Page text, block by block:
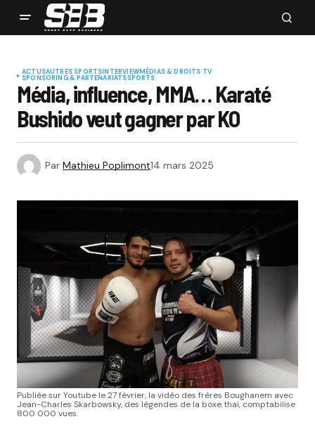
ACTUSAUTRES SPORTSINTERVIEWMÉDIAS & DROITS TV
SPONSORING & PARTENARIATSSPORTS
Média, influence, MMA… Karaté
Bushido veut gagner par KO
Par Mathieu Poplimont14 mars 2025
Publiée sur Youtube le 27 février, la vidéo des frères Boughanem avec
Jean-Charles Skarbowsky, des légendes de la boxe thaï, comptabilise
800 000 vues.